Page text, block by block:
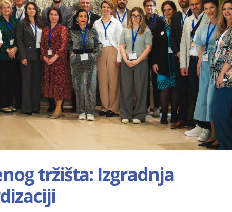
tržišta: Izgradnja